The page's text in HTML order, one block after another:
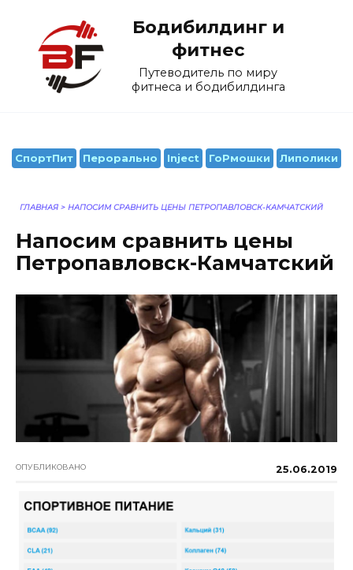
содержанию
Бодибилдинг и
фитнес
Путеводитель по миру
фитнеса и бодибилдинга
СпортПит Перорально Inject ГоРмошки Липолики
ГЛАВНАЯ > НАПОСИМ СРАВНИТЬ ЦЕНЫ ПЕТРОПАВЛОВСК-КАМЧАТСКИЙ
Напосим сравнить цены
Петропавловск-Камчатский
ОПУБЛИКОВАНО 25.06.2019